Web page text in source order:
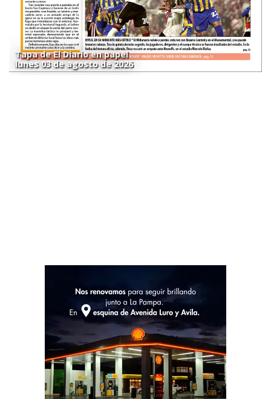
Tapa de El Diario en papel
lunes 03 de agosto de 2026